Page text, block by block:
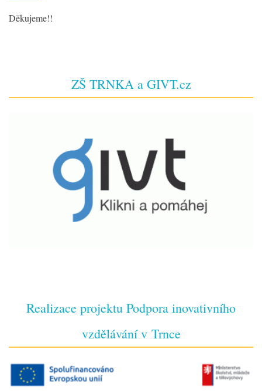
Děkujeme!!
ZŠ TRNKA a GIVT.cz
Realizace projektu Podpora inovativního
vzdělávání v Trnce